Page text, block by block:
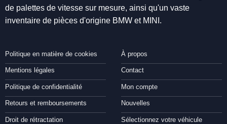
de palettes de vitesse sur mesure, ainsi qu'un vaste
inventaire de pièces d'origine BMW et MINI.
Politique en matière de cookies
Mentions légales
Politique de confidentialité
Retours et remboursements
Droit de rétractation
À propos
Contact
Mon compte
Nouvelles
Sélectionnez votre véhicule